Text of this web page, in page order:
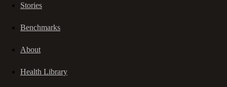
Stories
Benchmarks
About
Health Library